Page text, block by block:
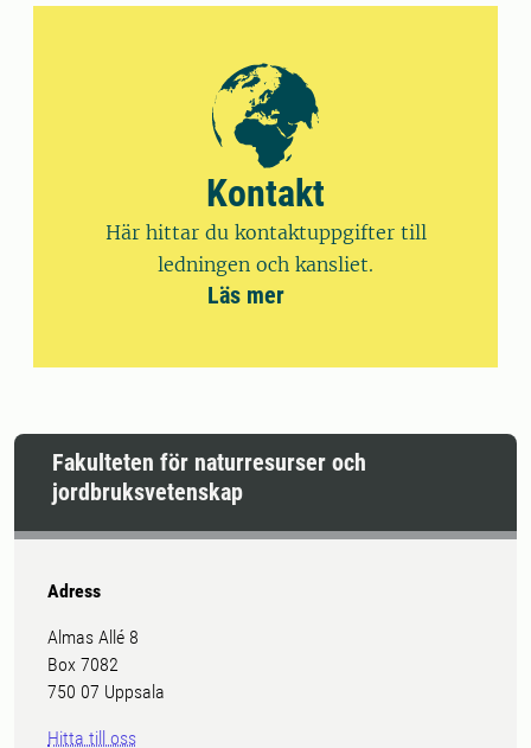
Kontakt
Här hittar du kontaktuppgifter till
ledningen och kansliet.
Läs mer
Fakulteten för naturresurser och
jordbruksvetenskap
Adress
Almas Allé 8
Box 7082
750 07 Uppsala
Hitta till oss